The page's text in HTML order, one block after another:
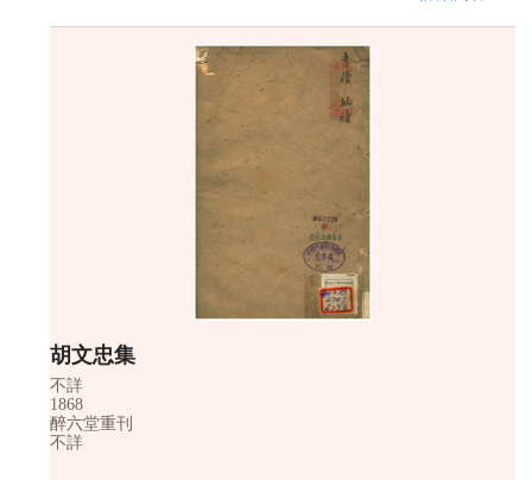
胡文忠集
不詳
1868
醉六堂重刊
不詳